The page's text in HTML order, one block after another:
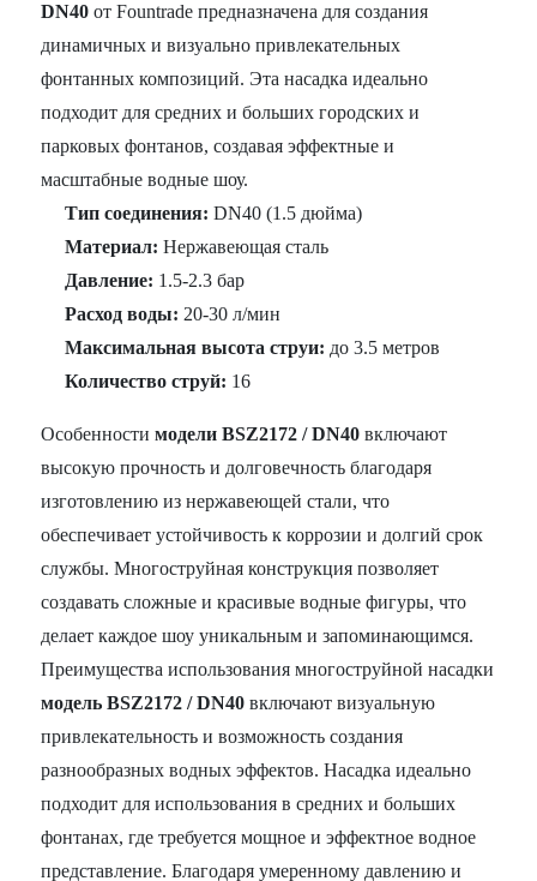
DN40 от Fountrade предназначена для создания
динамичных и визуально привлекательных
фонтанных композиций. Эта насадка идеально
подходит для средних и больших городских и
парковых фонтанов, создавая эффектные и
масштабные водные шоу.
Тип соединения: DN40 (1.5 дюйма)
Материал: Нержавеющая сталь
Давление: 1.5-2.3 бар
Расход воды: 20-30 л/мин
Максимальная высота струи: до 3.5 метров
Количество струй: 16
Особенностимодели BSZ2172 / DN40 включают
высокую прочность и долговечность благодаря
изготовлению из нержавеющей стали, что
обеспечивает устойчивость к коррозии и долгий срок
службы. Многоструйная конструкция позволяет
создавать сложные и красивые водные фигуры, что
делает каждое шоу уникальным и запоминающимся.
Преимущества использования многоструйной насадки
модель BSZ2172 / DN40 включают визуальную
привлекательность и возможность создания
разнообразных водных эффектов. Насадка идеально
подходит для использования в средних и больших
фонтанах, где требуется мощное и эффектное водное
представление. Благодаря умеренному давлению и